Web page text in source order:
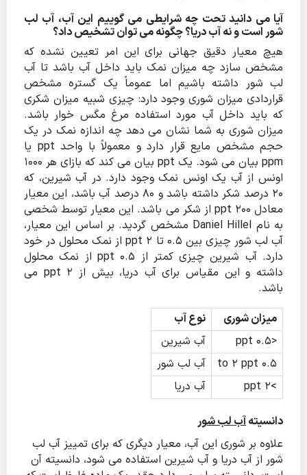
آیا می دانید تحت چه شرایطی می گوییم این آب، آب لب
شور است و نه آب دریا؟ چگونه می توان تشخیص داد؟
هیچ معیار دقیق جهانی برای این امر تعیین نشده که
مشخص سازد چه میزان نمک باید داخل آب باشد تا آب
لب شور داشته باشیم اما عموماً یک گستره مشخص
قراردادی میزان شوری وجود دارد: چیزی شبیه میزان شکری
که باید داخل آب مورد استفاده مرغ مگس خوار باشد.
میزان شوری به شما نشان می دهد چه اندازه نمک در یک
حجم مشخص مایع قرار دارد و معمولاً با واحد ppt یا
ppm بیان می شود. یک ppt بیان می کند که بازای هر 1000
اونس از آب یک اونس نمک وجود دارد. در آب شیرین، که
20 درصد شکر داشته باشد و 80 درصد آب باشد، این معیار
معادل 200 ppt از شکر می باشد. این معیار توسط شخصی
به نام Daniel Hillel مشخص گردید. بر اساس این معیار،
آب لب شور چیزی بین 0.5 تا 2 ppt از نمک محلول در خود
دارد. آب شیرین چیزی کمتر از 0.5 ppt از نمک محلول
داشته و این مقیاس برای آب دریا، بیش از 2 ppt می
باشد.
میزان شوری
نوع آب
<0.5 ppt
آب شیرین
0.5 to 2 ppt
آب لب شور
>2 ppt
آب دریا
دانسیتهآب لب شور
علاوه بر شوری این آب، معیار دیگری که برای تمییز آب لب
شور از آب دریا و آب شیرین استفاده می شود، دانسیته آن